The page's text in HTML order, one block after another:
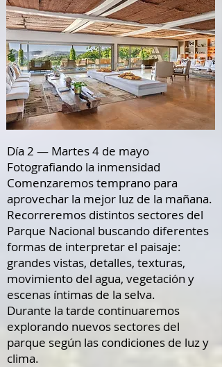
Día 2 — Martes 4 de mayo
Fotografiando la inmensidad
Comenzaremos temprano para
aprovechar la mejor luz de la mañana.
Recorreremos distintos sectores del
Parque Nacional buscando diferentes
formas de interpretar el paisaje:
grandes vistas, detalles, texturas,
movimiento del agua, vegetación y
escenas íntimas de la selva.
Durante la tarde continuaremos
explorando nuevos sectores del
parque según las condiciones de luz y
clima.